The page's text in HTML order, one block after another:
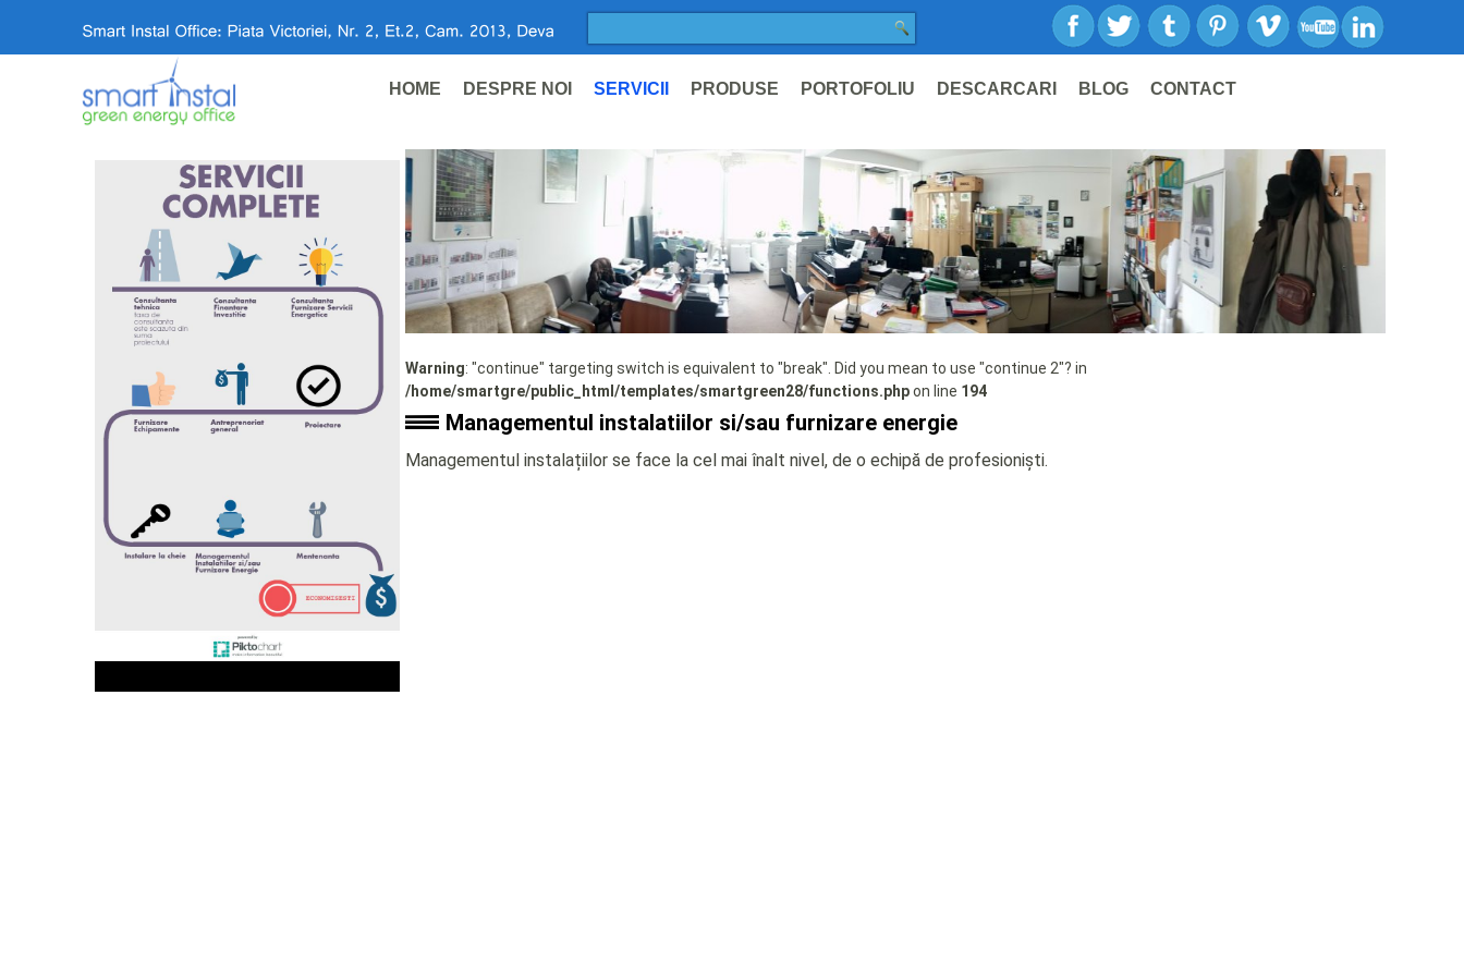
HOME DESPRE NOI SERVICII PRODUSE PORTOFOLIU DESCARCARI BLOG CONTACT
Warning: "continue" targeting switch is equivalent to "break". Did you mean to use "continue 2"? in
/home/smartgre/public_html/templates/smartgreen28/functions.phpon line 194
Managementul instalatiilor si/sau furnizare energie
Managementul instalațiilor se face la cel mai înalt nivel, de o echipă de profesioniști.